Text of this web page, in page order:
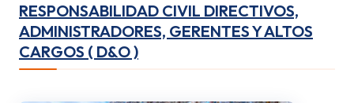
RESPONSABILIDAD CIVIL DIRECTIVOS,
ADMINISTRADORES, GERENTES Y ALTOS
CARGOS ( D&O )